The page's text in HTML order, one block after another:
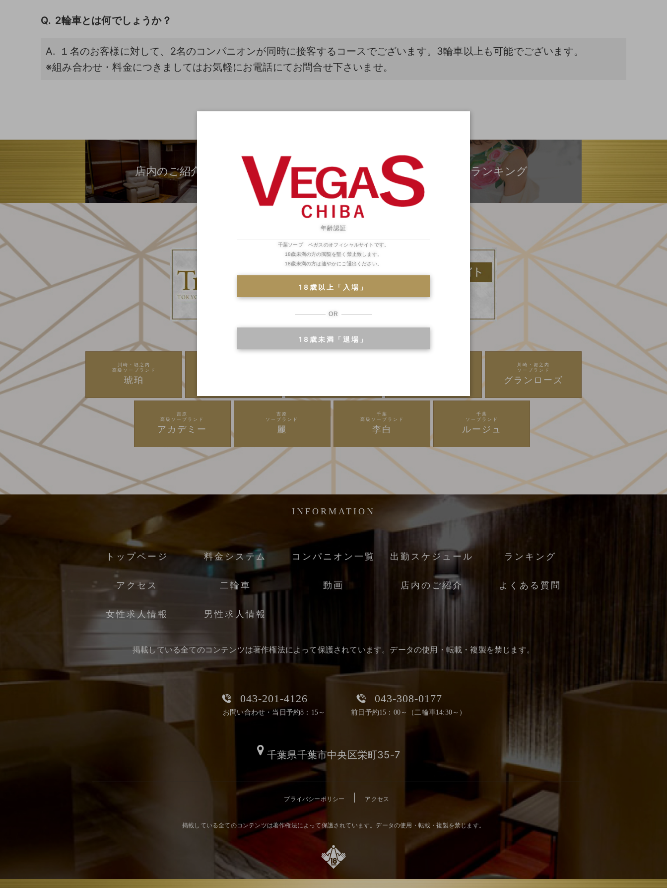
2輪車とは何でしょうか？
１名のお客様に対して、2名のコンパニオンが同時に接客するコースでございます。3輪車以上も可能でございます。
※組み合わせ・料金につきましてはお気軽にお電話にてお問合せ下さいませ。
店内のご紹介 二輪車 ランキング
川崎・堀之内
高級ソープランド
琥珀
川崎・堀之内
ソープランド
グランローズ
吉原
高級ソープランド
アカデミー
吉原
ソープランド
麗
千葉
高級ソープランド
李白
千葉
ソープランド
ルージュ
INFORMATION
トップページ 料金システム コンパニオン一覧 出勤スケジュール ランキング
アクセス 二輪車 動画 店内のご紹介 よくある質問
女性求人情報 男性求人情報
掲載している全てのコンテンツは著作権法によって保護されています。データの使用・転載・複製を禁じます。
043-201-4126
お問い合わせ・当日予約8：15～
043-308-0177
前日予約15：00～（二輪車14:30～）
千葉県千葉市中央区栄町35-7
プライバシーポリシー アクセス
掲載している全てのコンテンツは著作権法によって保護されています。データの使用・転載・複製を禁じます。
年齢認証
千葉ソープ ベガスのオフィシャルサイトです。
18歳未満の方の閲覧を堅く禁止致します。
18歳未満の方は速やかにご退出ください。
18歳以上「入場」
OR
18歳未満「退場」